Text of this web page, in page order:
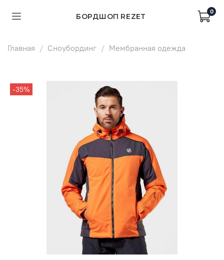
БОРДШОП REZET
0
Главная Сноубординг Мембранная одежда
-35%